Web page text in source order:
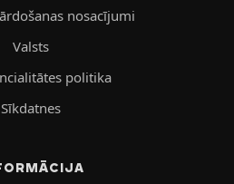
nosacījumi
Valsts
politika
Sīkdatnes